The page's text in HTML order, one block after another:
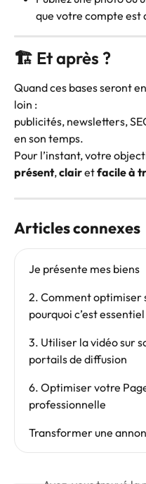
que votre compte est
🏗️ Et après ?
Quand ces bases seront
loin :
publicités, newsletters,
en son temps.
Pour l’instant, votre
présent, clair et facile à
Articles connexes
Je présente mes biens
2. Comment optimiser
pourquoi c’est essentiel
3. Utiliser la vidéo sur
portails de diffusion
6. Optimiser votre
professionnelle
Transformer une